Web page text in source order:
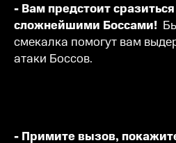
- Вам предстоит
сложнейшими Боссами!
смекалка помогут вам
атаки Боссов.
- Примите вызов,